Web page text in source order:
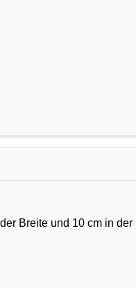
Breite und 10 cm in